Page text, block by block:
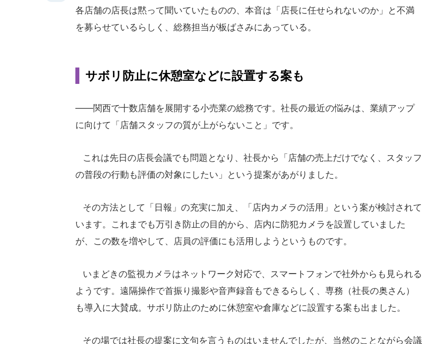
各店舗の店長は黙って聞いていたものの、本音は「店長に任せられないのか」と不満
を募らせているらしく、総務担当が板ばさみにあっている。
サボリ防止に休憩室などに設置する案も
――関西で十数店舗を展開する小売業の総務です。社長の最近の悩みは、業績アップ
に向けて「店舗スタッフの質が上がらないこと」です。
これは先日の店長会議でも問題となり、社長から「店舗の売上だけでなく、スタッフ
の普段の行動も評価の対象にしたい」という提案があがりました。
その方法として「日報」の充実に加え、「店内カメラの活用」という案が検討されて
います。これまでも万引き防止の目的から、店内に防犯カメラを設置していました
が、この数を増やして、店員の評価にも活用しようというものです。
いまどきの監視カメラはネットワーク対応で、スマートフォンで社外からも見られる
ようです。遠隔操作で首振り撮影や音声録音もできるらしく、専務（社長の奥さん）
も導入に大賛成。サボリ防止のために休憩室や倉庫などに設置する案も出ました。
その場では社長の提案に文句を言うものはいませんでしたが、当然のことながら会議